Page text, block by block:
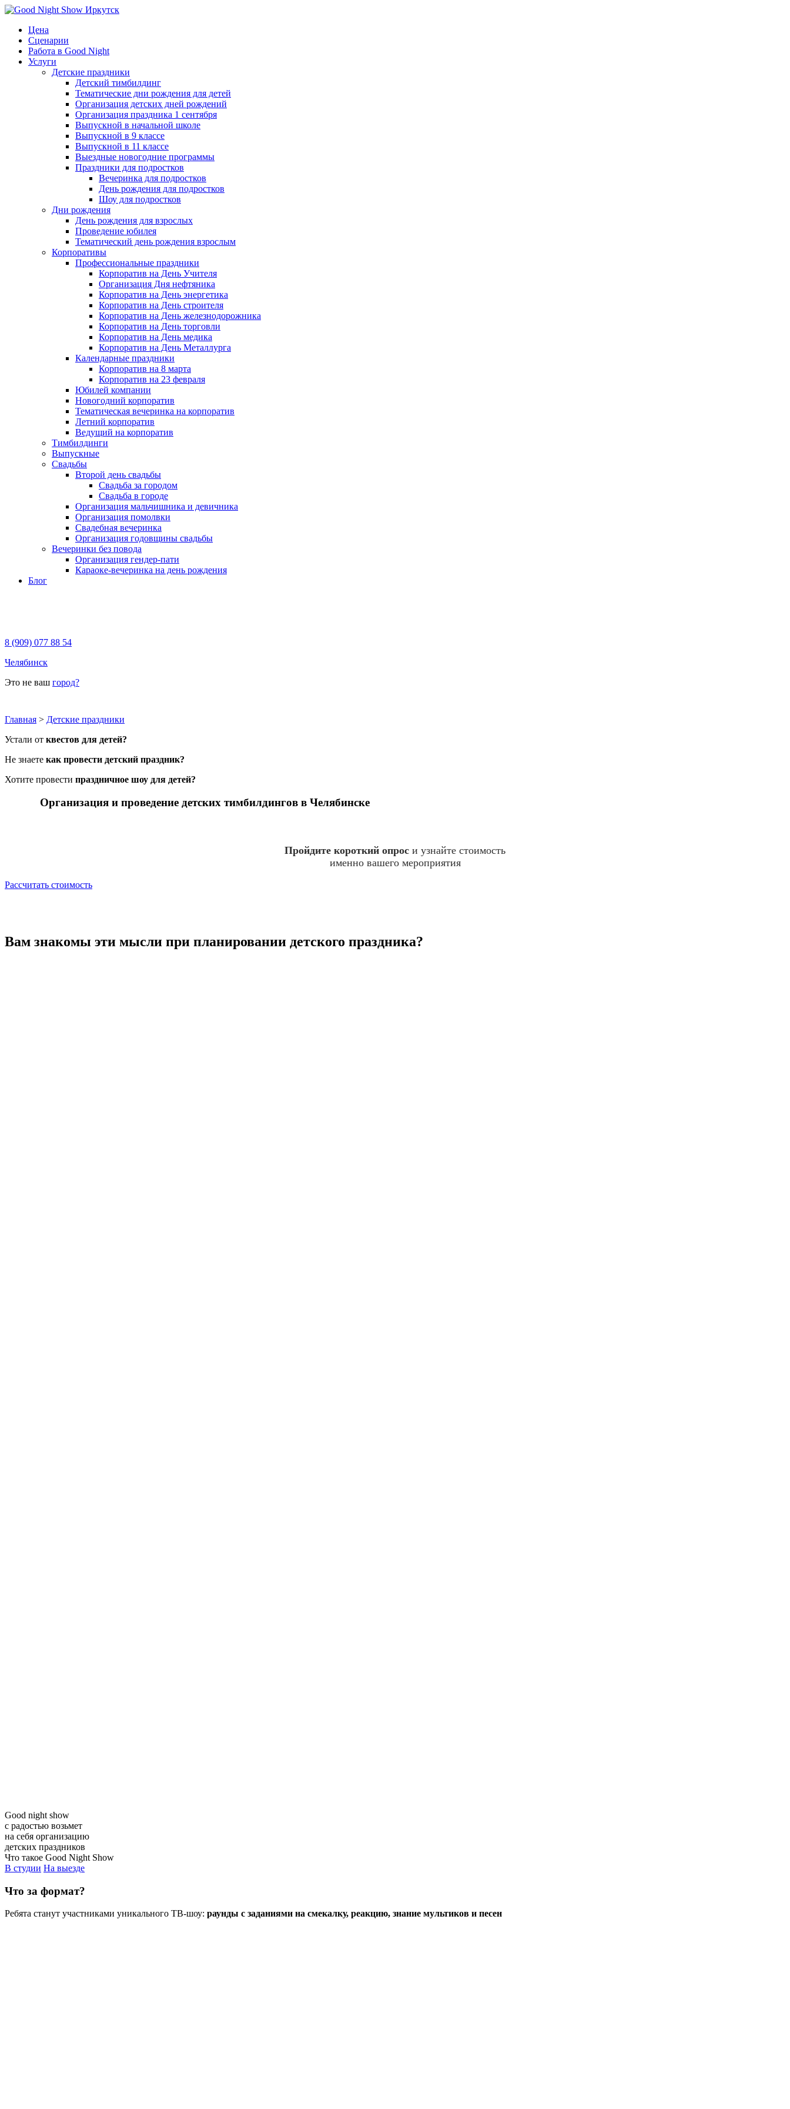
Цена
Сценарии
Работа в Good Night
Услуги
Детские праздники
Детский тимбилдинг
Тематические дни рождения для детей
Организация детских дней рождений
Организация праздника 1 сентября
Выпускной в начальной школе
Выпускной в 9 классе
Выпускной в 11 классе
Выездные новогодние программы
Праздники для подростков
Вечеринка для подростков
День рождения для подростков
Шоу для подростков
Дни рождения
День рождения для взрослых
Проведение юбилея
Тематический день рождения взрослым
Корпоративы
Профессиональные праздники
Корпоратив на День Учителя
Организация Дня нефтяника
Корпоратив на День энергетика
Корпоратив на День строителя
Корпоратив на День железнодорожника
Корпоратив на День торговли
Корпоратив на День медика
Корпоратив на День Металлурга
Календарные праздники
Корпоратив на 8 марта
Корпоратив на 23 февраля
Юбилей компании
Новогодний корпоратив
Тематическая вечеринка на корпоратив
Летний корпоратив
Ведущий на корпоратив
Тимбилдинги
Выпускные
Свадьбы
Второй день свадьбы
Свадьба за городом
Свадьба в городе
Организация мальчишника и девичника
Организация помолвки
Свадебная вечеринка
Организация годовщины свадьбы
Вечеринки без повода
Организация гендер-пати
Караоке-вечеринка на день рождения
Блог
8 (909) 077 88 54
Челябинск
Это не ваш город?
Главная > Детские праздники
Устали от квестов для детей?
Не знаете как провести детский праздник?
Хотите провести праздничное шоу для детей?
Организация и проведение детских тимбилдингов в Челябинске
Пройдите короткий опрос и узнайте стоимость
именно вашего мероприятия
Рассчитать стоимость
Вам знакомы эти мысли при планировании детского праздника?
Good night show
с радостью возьмет
на себя организацию
детских праздников
Что такое Good Night Show
В студии На выезде
Что за формат?
Ребята станут участниками уникального ТВ-шоу: раунды с заданиями на смекалку, реакцию, знание мультиков и песен